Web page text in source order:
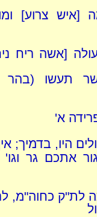
[איש צרוע]
[אשה ריח
תעשו (בהר
א'
היו, בדמיך;
אתכם גר
כחוה"מ,